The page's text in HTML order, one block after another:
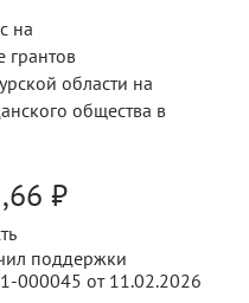
на
грантов
области на
общества в
₽
поддержки
000045 от 11.02.2026